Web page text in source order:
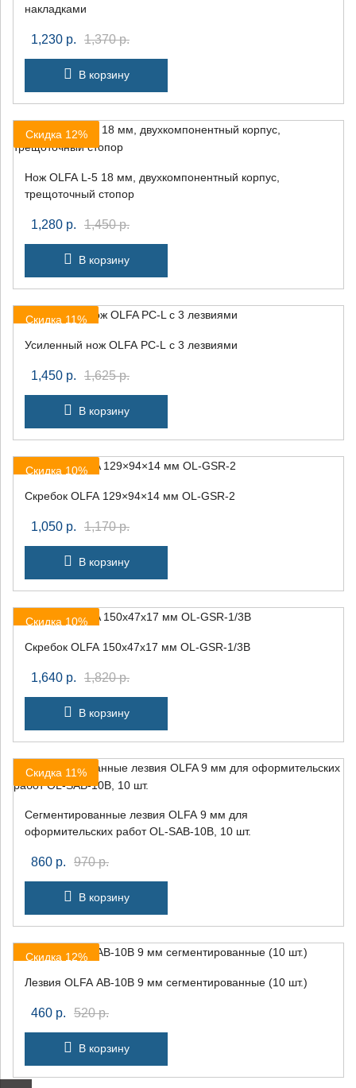
накладками
1,230 р. 1,370р.
В корзину
Скидка 12%
Нож OLFA L-5 18 мм, двухкомпонентный корпус,
трещоточный стопор
1,280 р. 1,450р.
В корзину
Скидка 11%
Усиленный нож OLFA PC-L с 3 лезвиями
1,450 р. 1,625р.
В корзину
Скидка 10%
Скребок OLFA 129×94×14 мм OL-GSR-2
1,050 р. 1,170р.
В корзину
Скидка 10%
Скребок OLFA 150x47x17 мм OL-GSR-1/3B
1,640 р. 1,820р.
В корзину
Скидка 11%
Сегментированные лезвия OLFA 9 мм для
оформительских работ OL-SAB-10B, 10 шт.
860 р. 970р.
В корзину
Скидка 12%
Лезвия OLFA AB-10B 9 мм сегментированные (10 шт.)
460 р. 520р.
В корзину